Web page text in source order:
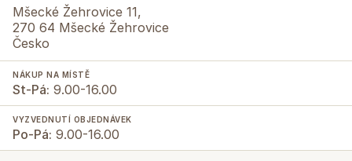
Mšecké Žehrovice 11,
270 64 Mšecké Žehrovice
Česko
NÁKUP NA MÍSTĚ
St-Pá: 9.00-16.00
VYZVEDNUTÍ OBJEDNÁVEK
Po-Pá: 9.00-16.00